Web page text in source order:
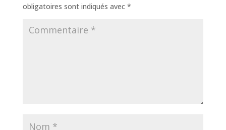
obligatoires sont indiqués avec *